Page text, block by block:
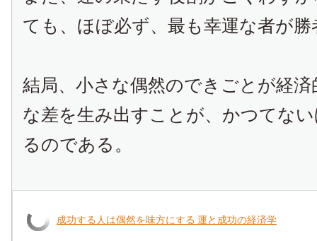
ても、ほぼ必ず、最も幸運な者が
結局、小さな偶然のできごとが経
な差を生み出すことが、かつてな
るのである。
成功する人は偶然を味方にする 運と成功の経済学